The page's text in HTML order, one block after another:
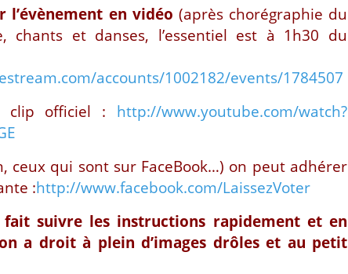
l’évènement en vidéo (après chorégraphie du
chants et danses, l’essentiel est à 1h30 du
accounts/1002182/events/1784507
officiel : http://www.youtube.com/watch?
ceux qui sont sur FaceBook…) on peut adhérer
:http://www.facebook.com/LaissezVoter
fait suivre les instructions rapidement et en
a droit à plein d’images drôles et au petit